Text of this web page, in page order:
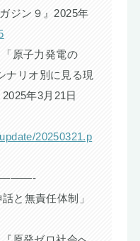
ジン９』2025年
原子力発電の
ナリオ別に見る現
年3月21日
20250321.p
と無責任体制」